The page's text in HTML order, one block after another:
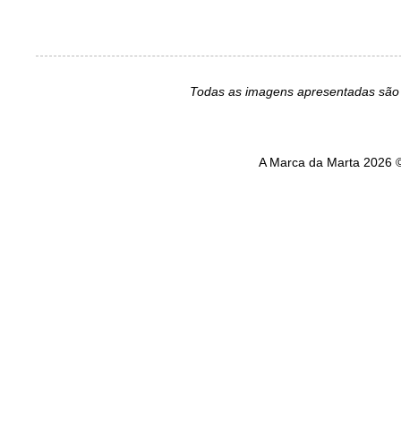
Todas as imagens apresentadas
A Marca da Marta 2026